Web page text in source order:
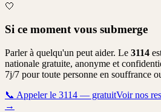
🤍
Si ce moment vous submerge
Parler à quelqu'un peut aider. Le 3114
nationale gratuite, anonyme et
7j/7 pour toute personne en souffrance
📞 Appeler le 3114 — gratuitVoir nos
→